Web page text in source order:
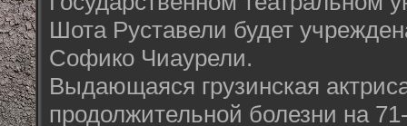
Шота Руставели будет
Софико Чиаурели.
Выдающаяся грузинская
продолжительной болезни на